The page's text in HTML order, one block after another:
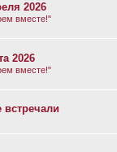
2026
вместе!"
2026
вместе!"
встречали